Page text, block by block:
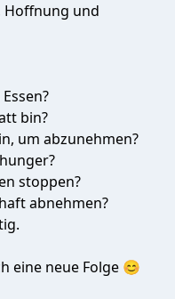
Hoffnung und
bin?
um abzunehmen?
stoppen?
abnehmen?
eine neue Folge 😊